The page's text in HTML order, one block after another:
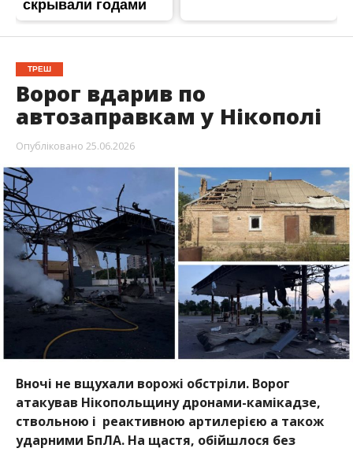
Вночі не вщухали ворожі обстріли. Ворог
атакував Нікопольщину дронами-камікадзе,
ствольною і реактивною артилерією а також
ударними БпЛА. На щастя, обійшлося без
постраждалих.
Про це повідомили уНікопольській РВА
, передає
Інформатор.
Вночі 25 червня під обстрілами опинилися
Нікополь, Марганецька та Покровська громади.
Внаслідок ударів пошкоджень зазнала цивільна
інфраструктура. Зокрема, у Нікополі знищені